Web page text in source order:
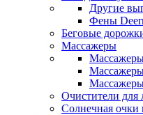
Другие
Фены
Беговые
Массажеры
Очистители для
Солнечная очки